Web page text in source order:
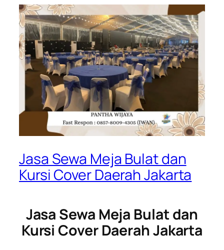
Jasa Sewa Meja Bulat dan
Kursi Cover Daerah Jakarta
Jasa Sewa Meja Bulat dan
Kursi Cover Daerah Jakarta